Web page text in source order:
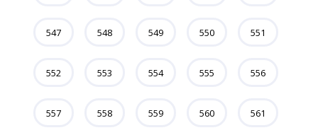
547 548 549 550 551
552 553 554 555 556
557 558 559 560 561